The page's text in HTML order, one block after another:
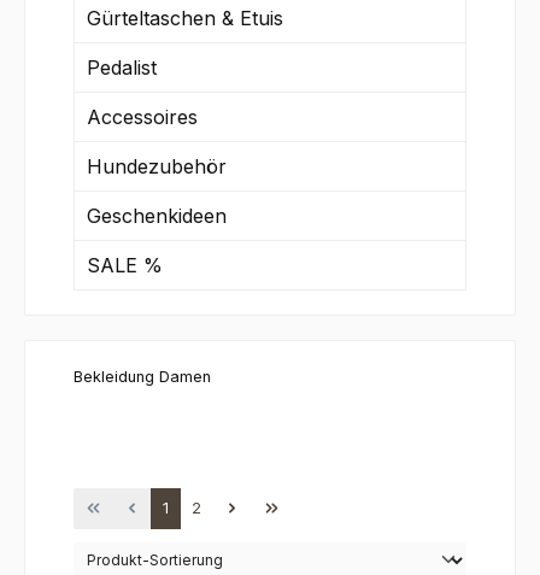
Gürteltaschen & Etuis
Pedalist
Accessoires
Hundezubehör
Geschenkideen
SALE %
Bekleidung Damen
Seite
1 Seite
2